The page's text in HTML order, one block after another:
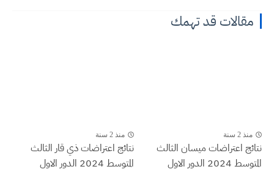
مقالات قد تهمك
منذ 2 سنة
نتائج اعتراضات ميسان الثالث
المتوسط 2024 الدور الاول
منذ 2 سنة
نتائج اعتراضات ذي قار الثالث
المتوسط 2024 الدور الاول